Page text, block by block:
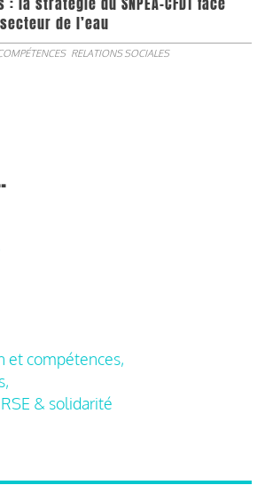
de l’eau
RELATIONS SOCIALES
et compétences,
& solidarité